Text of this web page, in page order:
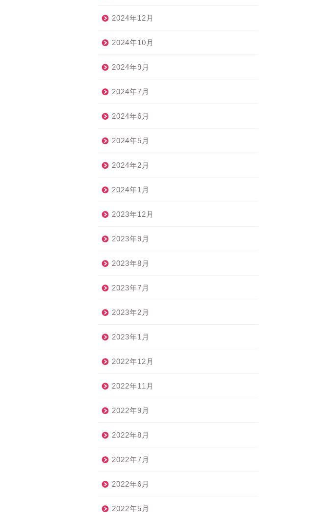
2024年12月
2024年10月
2024年9月
2024年7月
2024年6月
2024年5月
2024年2月
2024年1月
2023年12月
2023年9月
2023年8月
2023年7月
2023年2月
2023年1月
2022年12月
2022年11月
2022年9月
2022年8月
2022年7月
2022年6月
2022年5月